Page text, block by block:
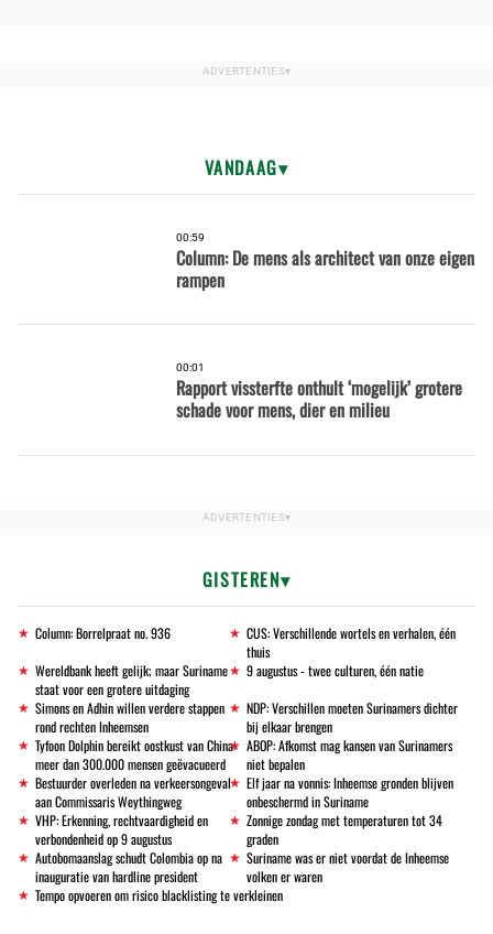
VANDAAG
00:59
Column: De mens als architect van onze eigen
rampen
00:01
Rapport vissterfte onthult ‘mogelijk’ grotere
schade voor mens, dier en milieu
GISTEREN
Column: Borrelpraat no. 936
CUS: Verschillende wortels en verhalen, één
thuis
Wereldbank heeft gelijk; maar Suriname
staat voor een grotere uitdaging
9 augustus - twee culturen, één natie
Simons en Adhin willen verdere stappen
rond rechten Inheemsen
NDP: Verschillen moeten Surinamers dichter
bij elkaar brengen
Tyfoon Dolphin bereikt oostkust van China:
meer dan 300.000 mensen geëvacueerd
ABOP: Afkomst mag kansen van Surinamers
niet bepalen
Bestuurder overleden na verkeersongeval
aan Commissaris Weythingweg
Elf jaar na vonnis: Inheemse gronden blijven
onbeschermd in Suriname
VHP: Erkenning, rechtvaardigheid en
verbondenheid op 9 augustus
Zonnige zondag met temperaturen tot 34
graden
Autobomaanslag schudt Colombia op na
inauguratie van hardline president
Suriname was er niet voordat de Inheemse
volken er waren
Tempo opvoeren om risico blacklisting te verkleinen